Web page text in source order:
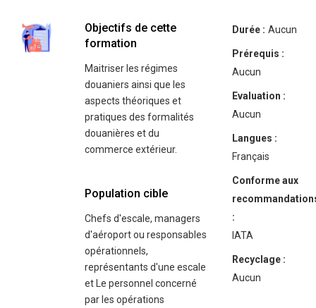
Objectifs de cette
formation
Maitriser les régimes
douaniers ainsi que les
aspects théoriques et
pratiques des formalités
douanières et du
commerce extérieur.
Population cible
Chefs d'escale, managers
d'aéroport ou responsables
opérationnels,
représentants d'une escale
et Le personnel concerné
par les opérations
Durée : Aucun
Prérequis :
Aucun
Evaluation :
Aucun
Langues :
Français
Conforme aux
:
IATA
Recyclage :
Aucun